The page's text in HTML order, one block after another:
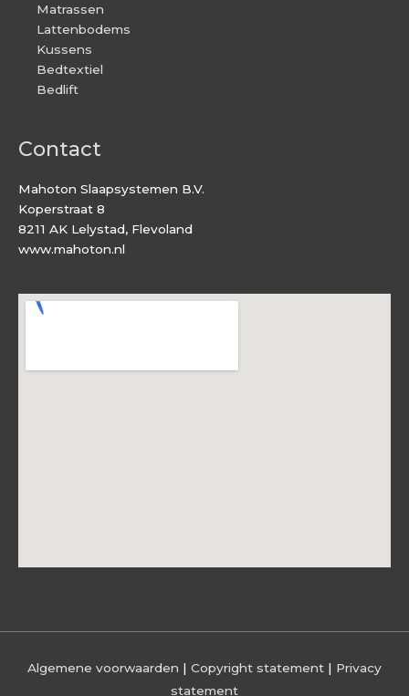
Matrassen
Lattenbodems
Kussens
Bedtextiel
Bedlift
Contact
Mahoton Slaapsystemen B.V.
Koperstraat 8
8211 AK Lelystad, Flevoland
www.mahoton.nl
Algemene voorwaarden | Copyright statement | Privacy
statement